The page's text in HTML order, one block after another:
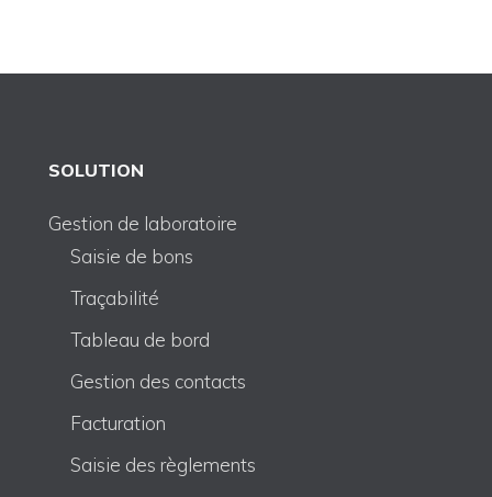
SOLUTION
Gestion de laboratoire
Saisie de bons
Traçabilité
Tableau de bord
Gestion des contacts
Facturation
Saisie des règlements